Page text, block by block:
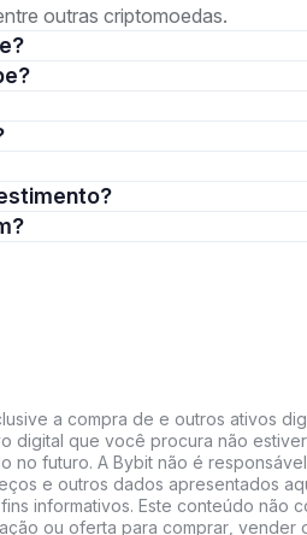
outras criptomoedas.
a compra de e outros ativos
digital que você procura não
no futuro. A Bybit não é
e outros dados apresentados
informativos. Este conteúdo não
ou oferta para comprar, vender